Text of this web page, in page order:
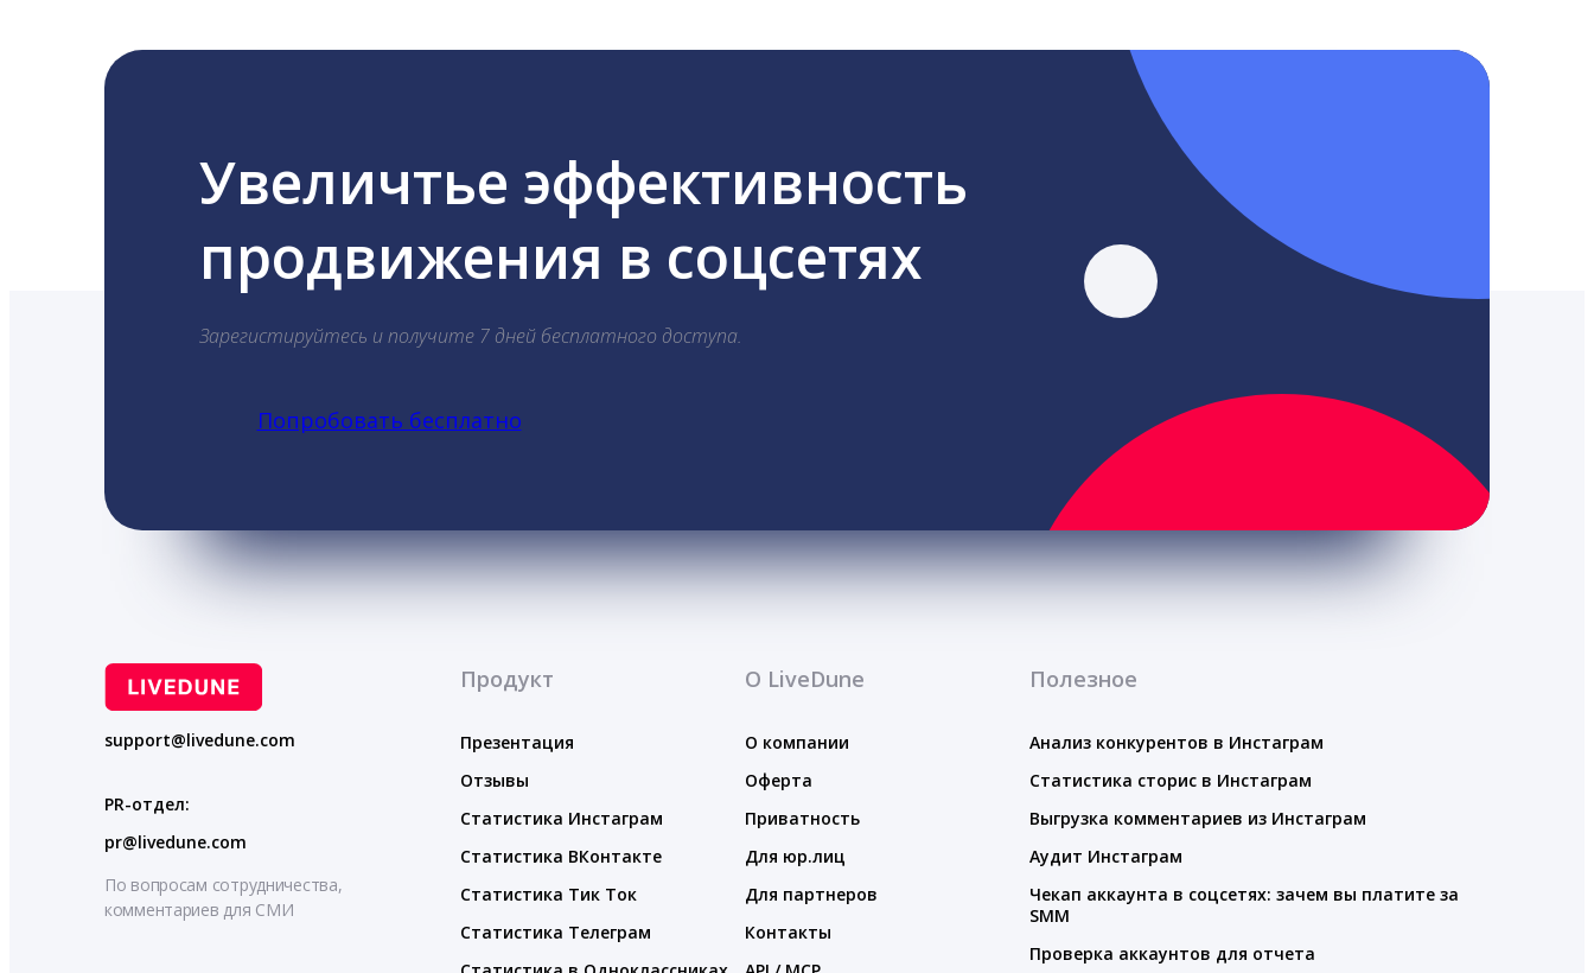
Увеличтье эффективность
продвижения в соцсетях
Зарегистируйтесь и получите 7 дней бесплатного доступа.
Попробовать бесплатно
support@livedune.com
PR-отдел:
pr@livedune.com
По вопросам сотрудничества,
комментариев для СМИ
Продукт
Презентация
Отзывы
Статистика Инстаграм
Статистика ВКонтакте
Статистика Тик Ток
Статистика Телеграм
О LiveDune
О компании
Оферта
Приватность
Для юр.лиц
Для партнеров
Контакты
Полезное
Анализ конкурентов в Инстаграм
Статистика сторис в Инстаграм
Выгрузка комментариев из Инстаграм
Аудит Инстаграм
Чекап аккаунта в соцсетях: зачем вы платите за
SMM
Проверка аккаунтов для отчета